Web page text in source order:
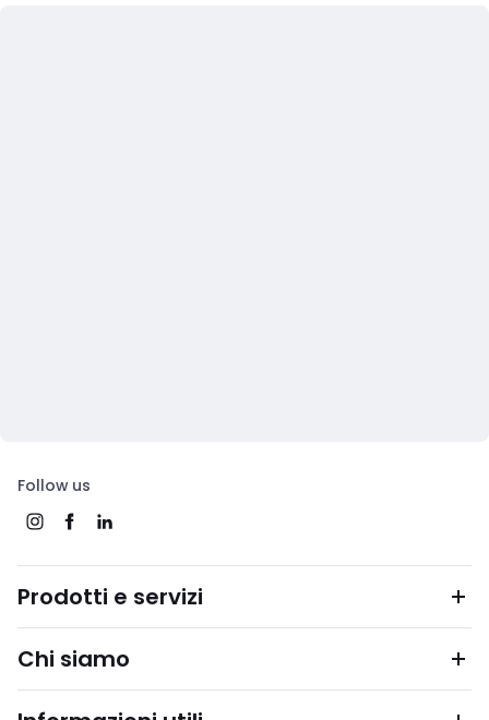
Follow us
Prodotti e servizi
Chi siamo